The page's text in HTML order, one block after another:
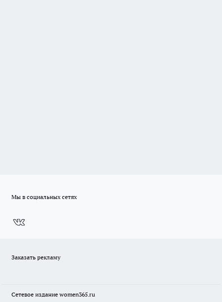
Мы в социальных сетях
Заказать рекламу
Сетевое издание women365.ru